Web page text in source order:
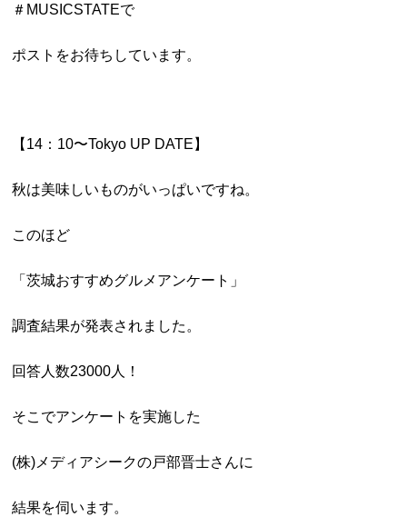
＃MUSICSTATEで
ポストをお待ちしています。
【14：10〜Tokyo UP DATE】
秋は美味しいものがいっぱいですね。
このほど
「茨城おすすめグルメアンケート」
調査結果が発表されました。
回答人数23000人！
そこでアンケートを実施した
(株)メディアシークの戸部晋士さんに
結果を伺います。